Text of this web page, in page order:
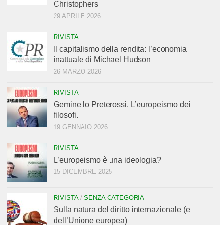
Christophers
29 APRILE 2026
RIVISTA
Il capitalismo della rendita: l’economia
inattuale di Michael Hudson
26 MARZO 2026
RIVISTA
Geminello Preterossi. L’europeismo dei
filosofi.
19 GENNAIO 2026
RIVISTA
L’europeismo è una ideologia?
15 DICEMBRE 2025
RIVISTA/ SENZA CATEGORIA
Sulla natura del diritto internazionale (e
dell’Unione europea)